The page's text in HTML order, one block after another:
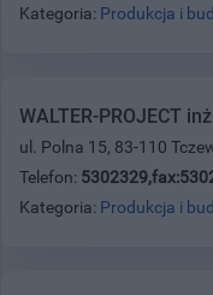
Kategoria: Produkcja i
WALTER-PROJECT
ul. Polna 15, 83-110
Telefon:
Kategoria: Produkcja i